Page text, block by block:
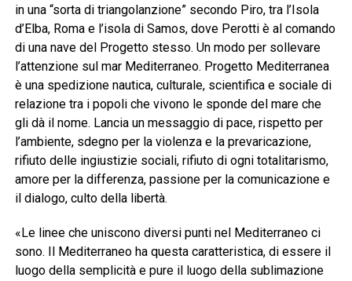
in una “sorta di triangolanzione” secondo Piro, tra l’Isola
d’Elba, Roma e l’isola di Samos, dove Perotti è al comando
di una nave del Progetto stesso. Un modo per sollevare
l’attenzione sul mar Mediterraneo. Progetto Mediterranea
è una spedizione nautica, culturale, scientifica e sociale di
relazione tra i popoli che vivono le sponde del mare che
gli dà il nome. Lancia un messaggio di pace, rispetto per
l’ambiente, sdegno per la violenza e la prevaricazione,
rifiuto delle ingiustizie sociali, rifiuto di ogni totalitarismo,
amore per la differenza, passione per la comunicazione e
il dialogo, culto della libertà.
«Le linee che uniscono diversi punti nel Mediterraneo ci
sono. Il Mediterraneo ha questa caratteristica, di essere il
luogo della semplicità e pure il luogo della sublimazione